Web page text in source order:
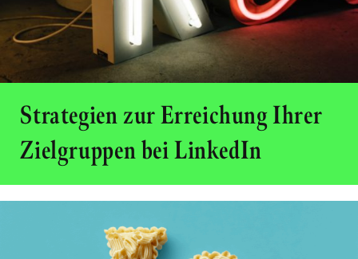
Strategien zur Erreichung Ihrer
Zielgruppen bei LinkedIn